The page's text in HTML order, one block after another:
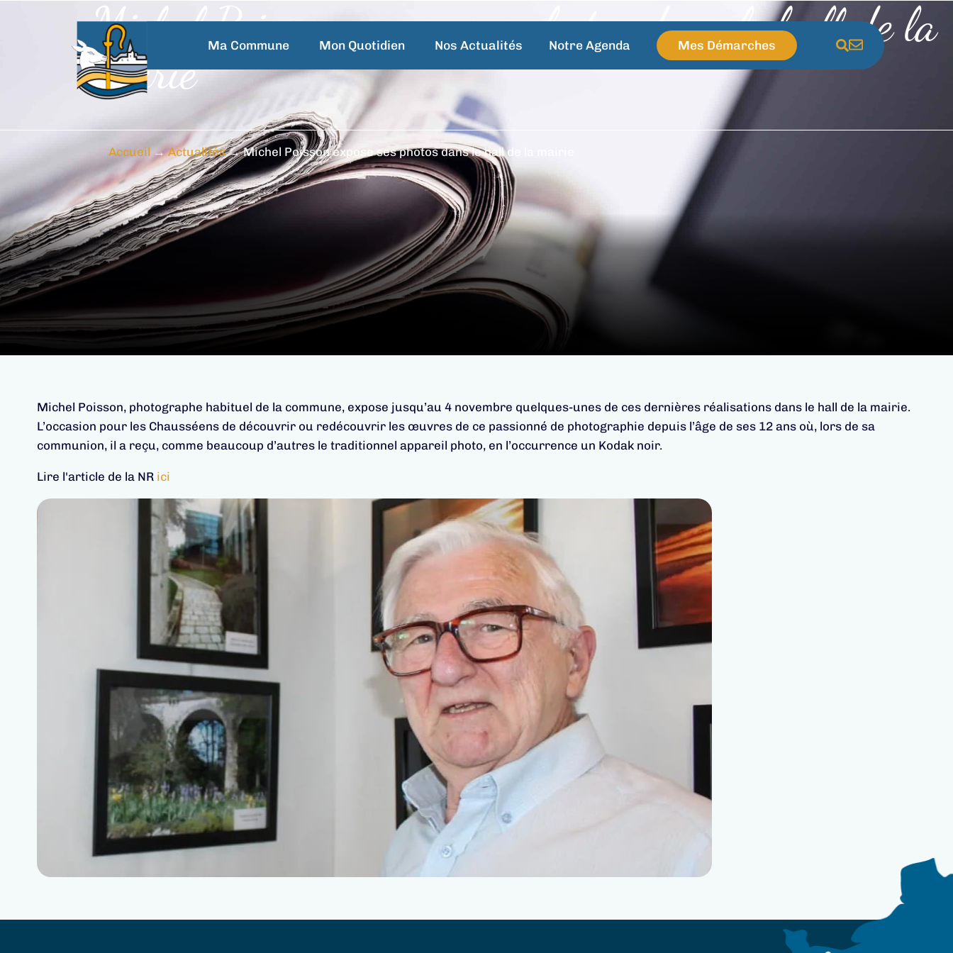
Ma Commune Mon Quotidien Nos Actualités Notre Agenda Mes Démarches
Michel Poisson expose ses photos dans le hall de la
mairie
Accueil→Actualités→Michel Poisson expose ses photos dans le hall de la mairie
Michel Poisson, photographe habituel de la commune, expose jusqu’au 4 novembre quelques-unes de ces dernières réalisations dans le hall de la mairie.
L’occasion pour les Chausséens de découvrir ou redécouvrir les œuvres de ce passionné de photographie depuis l’âge de ses 12 ans où, lors de sa
communion, il a reçu, comme beaucoup d’autres le traditionnel appareil photo, en l’occurrence un Kodak noir.
Lire l'article de la NR ici